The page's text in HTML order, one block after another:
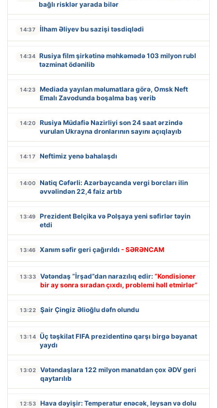
bağlı risklər yarada bilər
14:37 İlham Əliyev bu sazişi təsdiqlədi
14:34 Rusiya film şirkətinə məhkəmədə 103 milyon rubl
təzminat ödənilib
14:23
Mediada yayılan məlumatlara görə, Omsk Neft
Emalı Zavodunda boşalma baş verib
14:20
Rusiya Müdafiə Nazirliyi son 24 saat ərzində
vurulan Ukrayna dronlarının sayını açıqlayıb
14:17 Neftimiz yenə bahalaşdı
14:00
Natiq Cəfərli: Azərbaycanda vergi borcları ilin
əvvəlindən 22,4 faiz artıb
13:49
Prezident Belçika və Polşaya yeni səfirlər təyin
etdi
13:46 Xanım səfir geri çağırıldı - SƏRƏNCAM
13:33 Vətəndaş “İrşad”dan narazılıq edir: “Kondisioner
bir ay sonra sıradan çıxdı, problemi həll etmirlər”
13:22 Şair Çingiz Əlioğlu dəfn olundu
13:14 Üç təşkilat FIFA prezidentinə qarşı birgə bəyanat
yaydı
13:02
Vətəndaşlara 122 milyon manatdan çox ƏDV geri
qaytarılıb
12:53 Hava dəyişir: Temperatur enəcək, leysan və dolu